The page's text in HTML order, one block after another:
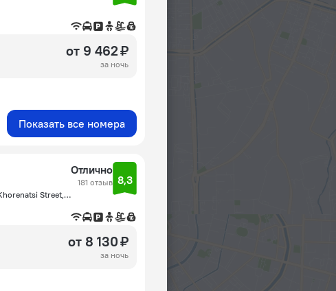
от 9 462 ₽
за ночь
Показать все номера
Movses Khorenatsi Street 28 0018 Yerevan,Movses Khorenatsi Street, Ереван
Отлично
181 отзыв 8,3
от 8 130 ₽
за ночь